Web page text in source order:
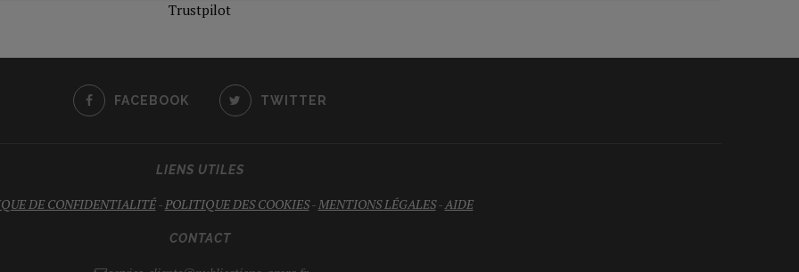
Trustpilot
FACEBOOK TWITTER
LIENS UTILES
DE CONFIDENTIALITÉ-POLITIQUE DES COOKIES-MENTIONS LÉGALES-AIDE
CONTACT